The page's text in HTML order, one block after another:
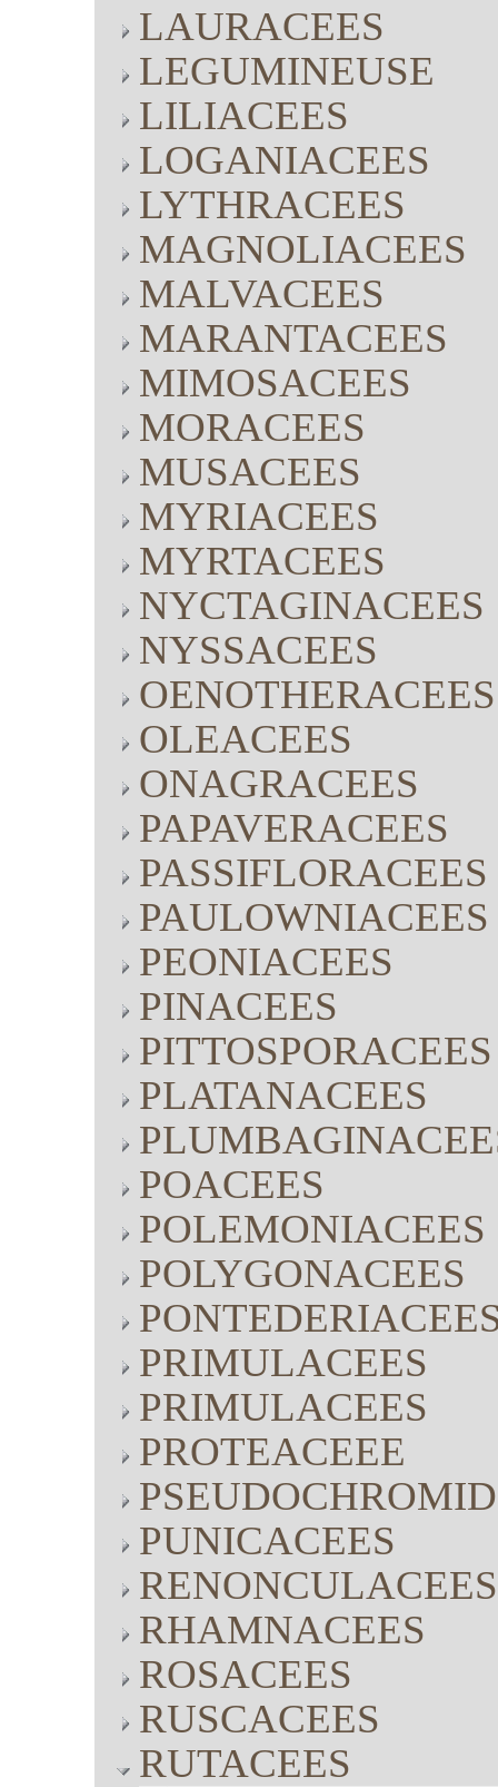
LAURACEES
LEGUMINEUSE
LILIACEES
LOGANIACEES
LYTHRACEES
MAGNOLIACEES
MALVACEES
MARANTACEES
MIMOSACEES
MORACEES
MUSACEES
MYRIACEES
MYRTACEES
NYCTAGINACEES
NYSSACEES
OENOTHERACEES
OLEACEES
ONAGRACEES
PAPAVERACEES
PASSIFLORACEES
PAULOWNIACEES
PEONIACEES
PINACEES
PITTOSPORACEES
PLATANACEES
POACEES
POLEMONIACEES
POLYGONACEES
PRIMULACEES
PRIMULACEES
PROTEACEEE
PUNICACEES
RENONCULACEES
RHAMNACEES
ROSACEES
RUSCACEES
RUTACEES